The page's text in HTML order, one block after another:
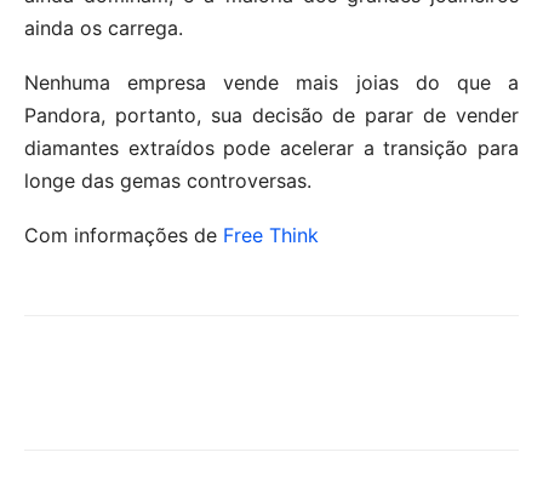
ainda os carrega.
Nenhuma empresa vende mais joias do que a
Pandora, portanto, sua decisão de parar de vender
diamantes extraídos pode acelerar a transição para
longe das gemas controversas.
Com informações de Free Think